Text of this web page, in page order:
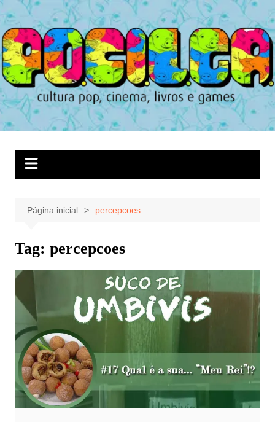
Ir
para
o
conteúdo
Página inicial percepcoes
Tag: percepcoes